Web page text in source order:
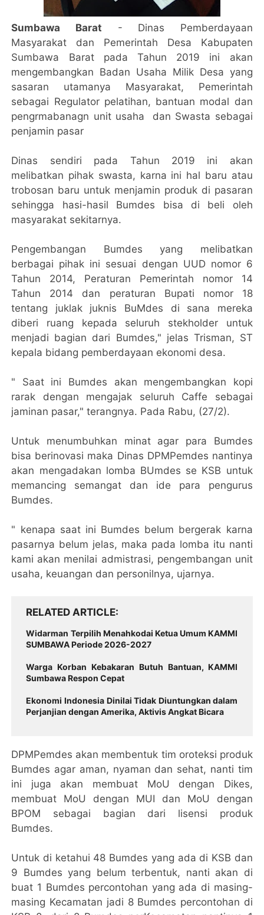
Sumbawa Barat - Dinas Pemberdayaan
Masyarakat dan Pemerintah Desa Kabupaten
Sumbawa Barat pada Tahun 2019 ini akan
mengembangkan Badan Usaha Milik Desa yang
sasaran utamanya Masyarakat, Pemerintah
sebagai Regulator pelatihan, bantuan modal dan
pengrmabanagn unit usaha dan Swasta sebagai
penjamin pasar
Dinas sendiri pada Tahun 2019 ini akan
melibatkan pihak swasta, karna ini hal baru atau
trobosan baru untuk menjamin produk di pasaran
sehingga hasi-hasil Bumdes bisa di beli oleh
masyarakat sekitarnya.
Pengembangan Bumdes yang melibatkan
berbagai pihak ini sesuai dengan UUD nomor 6
Tahun 2014, Peraturan Pemerintah nomor 14
Tahun 2014 dan peraturan Bupati nomor 18
tentang juklak juknis BuMdes di sana mereka
diberi ruang kepada seluruh stekholder untuk
menjadi bagian dari Bumdes," jelas Trisman, ST
kepala bidang pemberdayaan ekonomi desa.
" Saat ini Bumdes akan mengembangkan kopi
rarak dengan mengajak seluruh Caffe sebagai
jaminan pasar," terangnya. Pada Rabu, (27/2).
Untuk menumbuhkan minat agar para Bumdes
bisa berinovasi maka Dinas DPMPemdes nantinya
akan mengadakan lomba BUmdes se KSB untuk
memancing semangat dan ide para pengurus
Bumdes.
" kenapa saat ini Bumdes belum bergerak karna
pasarnya belum jelas, maka pada lomba itu nanti
kami akan menilai admistrasi, pengembangan unit
usaha, keuangan dan personilnya, ujarnya.
RELATED ARTICLE
Widarman Terpilih Menahkodai Ketua Umum KAMMI
SUMBAWA Periode 2026-2027
Warga Korban Kebakaran Butuh Bantuan, KAMMI
Sumbawa Respon Cepat
Ekonomi Indonesia Dinilai Tidak Diuntungkan dalam
Perjanjian dengan Amerika, Aktivis Angkat Bicara
DPMPemdes akan membentuk tim oroteksi produk
Bumdes agar aman, nyaman dan sehat, nanti tim
ini juga akan membuat MoU dengan Dikes,
membuat MoU dengan MUI dan MoU dengan
BPOM sebagai bagian dari lisensi produk
Bumdes.
Untuk di ketahui 48 Bumdes yang ada di KSB dan
9 Bumdes yang belum terbentuk, nanti akan di
buat 1 Bumdes percontohan yang ada di masing-
masing Kecamatan jadi 8 Bumdes percontohan di